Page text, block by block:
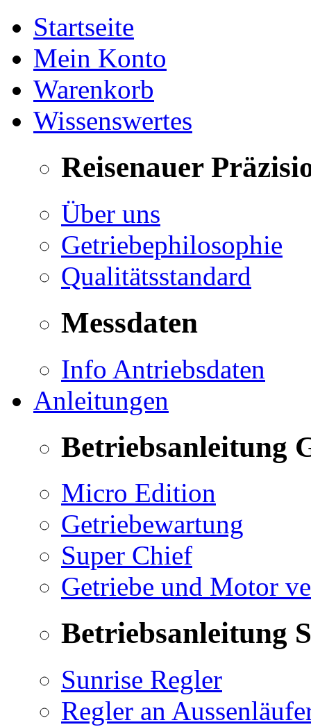
Startseite
Mein Konto
Warenkorb
Wissenswertes
Reisenauer
Über uns
Getriebephilosophie
Qualitätsstandard
Messdaten
Info Antriebsdaten
Anleitungen
Betriebsanleitung
Micro Edition
Getriebewartung
Super Chief
Getriebe und Motor
Betriebsanleitung
Sunrise Regler
Regler an